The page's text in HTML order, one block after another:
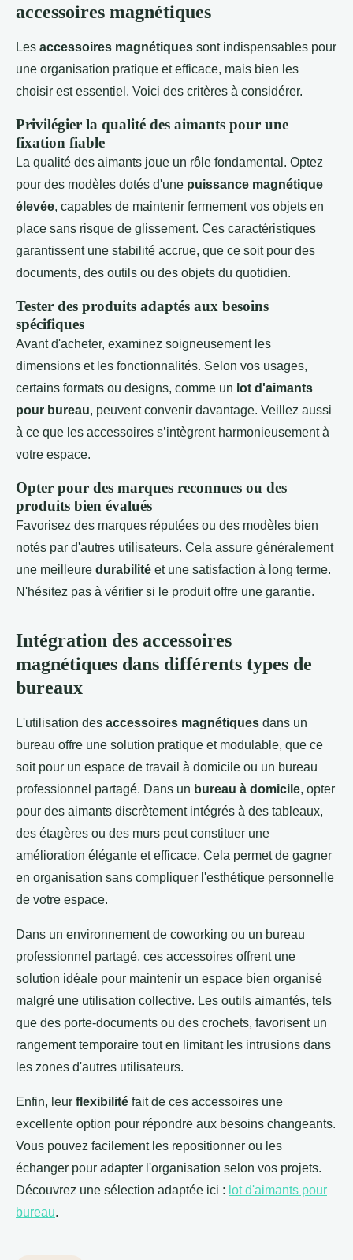
accessoires magnétiques
Les accessoires magnétiques sont indispensables pour
une organisation pratique et efficace, mais bien les
choisir est essentiel. Voici des critères à considérer.
Privilégier la qualité des aimants pour une
fixation fiable
La qualité des aimants joue un rôle fondamental. Optez
pour des modèles dotés d'une puissance magnétique
élevée, capables de maintenir fermement vos objets en
place sans risque de glissement. Ces caractéristiques
garantissent une stabilité accrue, que ce soit pour des
documents, des outils ou des objets du quotidien.
Tester des produits adaptés aux besoins
spécifiques
Avant d'acheter, examinez soigneusement les
dimensions et les fonctionnalités. Selon vos usages,
certains formats ou designs, comme un lot d'aimants
pour bureau, peuvent convenir davantage. Veillez aussi
à ce que les accessoires s’intègrent harmonieusement à
votre espace.
Opter pour des marques reconnues ou des
produits bien évalués
Favorisez des marques réputées ou des modèles bien
notés par d'autres utilisateurs. Cela assure généralement
une meilleure durabilité et une satisfaction à long terme.
N'hésitez pas à vérifier si le produit offre une garantie.
Intégration des accessoires
magnétiques dans différents types de
bureaux
L'utilisation des accessoires magnétiques dans un
bureau offre une solution pratique et modulable, que ce
soit pour un espace de travail à domicile ou un bureau
professionnel partagé. Dans un bureau à domicile, opter
pour des aimants discrètement intégrés à des tableaux,
des étagères ou des murs peut constituer une
amélioration élégante et efficace. Cela permet de gagner
en organisation sans compliquer l'esthétique personnelle
de votre espace.
Dans un environnement de coworking ou un bureau
professionnel partagé, ces accessoires offrent une
solution idéale pour maintenir un espace bien organisé
malgré une utilisation collective. Les outils aimantés, tels
que des porte-documents ou des crochets, favorisent un
rangement temporaire tout en limitant les intrusions dans
les zones d'autres utilisateurs.
Enfin, leur flexibilité fait de ces accessoires une
excellente option pour répondre aux besoins changeants.
Vous pouvez facilement les repositionner ou les
échanger pour adapter l'organisation selon vos projets.
Découvrez une sélection adaptée ici : lot d'aimants pour
bureau.